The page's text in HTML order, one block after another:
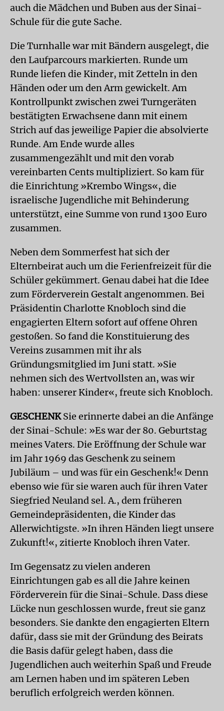
auch die Mädchen und Buben aus der Sinai-
Schule für die gute Sache.
Die Turnhalle war mit Bändern ausgelegt, die
den Laufparcours markierten. Runde um
Runde liefen die Kinder, mit Zetteln in den
Händen oder um den Arm gewickelt. Am
Kontrollpunkt zwischen zwei Turngeräten
bestätigten Erwachsene dann mit einem
Strich auf das jeweilige Papier die absolvierte
Runde. Am Ende wurde alles
zusammengezählt und mit den vorab
vereinbarten Cents multipliziert. So kam für
die Einrichtung »Krembo Wings«, die
israelische Jugendliche mit Behinderung
unterstützt, eine Summe von rund 1300 Euro
zusammen.
Neben dem Sommerfest hat sich der
Elternbeirat auch um die Ferienfreizeit für die
Schüler gekümmert. Genau dabei hat die Idee
zum Förderverein Gestalt angenommen. Bei
Präsidentin Charlotte Knobloch sind die
engagierten Eltern sofort auf offene Ohren
gestoßen. So fand die Konstituierung des
Vereins zusammen mit ihr als
Gründungsmitglied im Juni statt. »Sie
nehmen sich des Wertvollsten an, was wir
haben: unserer Kinder«, freute sich Knobloch.
GESCHENKSie erinnerte dabei an die Anfänge
der Sinai-Schule: »Es war der 80. Geburtstag
meines Vaters. Die Eröffnung der Schule war
im Jahr 1969 das Geschenk zu seinem
Jubiläum – und was für ein Geschenk!« Denn
ebenso wie für sie waren auch für ihren Vater
Siegfried Neuland sel. A., dem früheren
Gemeindepräsidenten, die Kinder das
Allerwichtigste. »In ihren Händen liegt unsere
Zukunft!«, zitierte Knobloch ihren Vater.
Im Gegensatz zu vielen anderen
Einrichtungen gab es all die Jahre keinen
Förderverein für die Sinai-Schule. Dass diese
Lücke nun geschlossen wurde, freut sie ganz
besonders. Sie dankte den engagierten Eltern
dafür, dass sie mit der Gründung des Beirats
die Basis dafür gelegt haben, dass die
Jugendlichen auch weiterhin Spaß und Freude
am Lernen haben und im späteren Leben
beruflich erfolgreich werden können.